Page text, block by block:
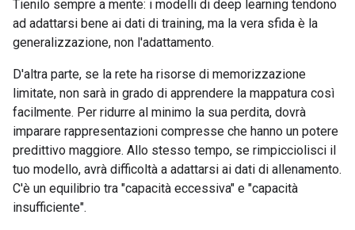
Tienilo sempre a mente: i modelli di deep learning tendono
ad adattarsi bene ai dati di training, ma la vera sfida è la
generalizzazione, non l'adattamento.
D'altra parte, se la rete ha risorse di memorizzazione
limitate, non sarà in grado di apprendere la mappatura così
facilmente. Per ridurre al minimo la sua perdita, dovrà
imparare rappresentazioni compresse che hanno un potere
predittivo maggiore. Allo stesso tempo, se rimpicciolisci il
tuo modello, avrà difficoltà a adattarsi ai dati di allenamento.
C'è un equilibrio tra "capacità eccessiva" e "capacità
insufficiente".